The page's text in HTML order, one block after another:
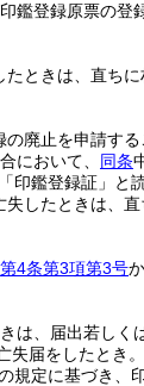
鑑登録原票の
ときは、直ち
廃止を申請する
において、 同条
鑑登録証」と
したときは、
第4条第3項第3号
は、届出若しく
届をしたとき。
規定に基づき、